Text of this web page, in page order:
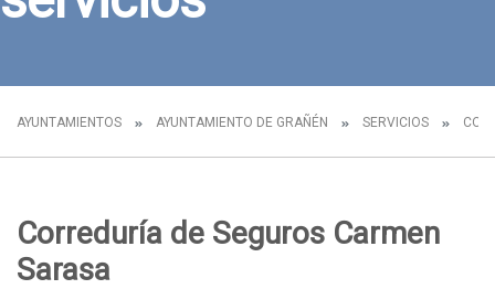
AYUNTAMIENTOS AYUNTAMIENTO DE GRAÑÉN SERVICIOS
Correduría de Seguros Carmen
Sarasa